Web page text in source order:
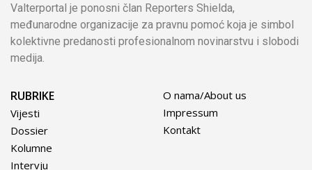
Valterportal je ponosni član Reporters Shielda,
međunarodne organizacije za pravnu pomoć koja je simbol
kolektivne predanosti profesionalnom novinarstvu i slobodi
medija.
RUBRIKE
Vijesti
Dossier
Kolumne
Intervju
O nama/About us
Impressum
Kontakt